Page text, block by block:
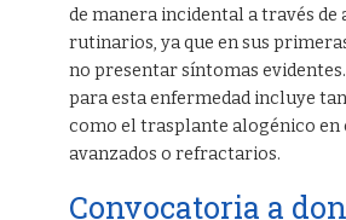
de manera incidental a través de
rutinarios, ya que en sus
no presentar síntomas
para esta enfermedad incluye
como el trasplante alogénico en
avanzados o refractarios.
Convocatoria a